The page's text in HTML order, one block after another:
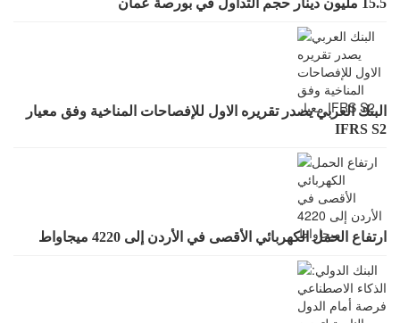
البنك العربي يصدر تقريره الاول للإفصاحات المناخية وفق معيار
IFRS S2
ارتفاع الحمل الكهربائي الأقصى في الأردن إلى 4220 ميجاواط